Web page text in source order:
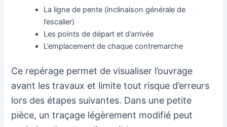
La ligne de pente (inclinaison générale de
l’escalier)
Les points de départ et d’arrivée
L’emplacement de chaque contremarche
Ce repérage permet de visualiser l’ouvrage
avant les travaux et limite tout risque d’erreurs
lors des étapes suivantes. Dans une petite
pièce, un traçage légèrement modifié peut